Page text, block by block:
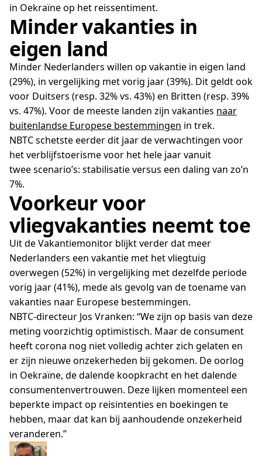
in Oekraïne op het reissentiment. ​
Minder vakanties in
eigen land
Minder Nederlanders willen op vakantie in eigen land
(29%), in vergelijking met vorig jaar (39%). Dit geldt ook
voor Duitsers (resp. 32% vs. 43%) en Britten (resp. 39%
vs. 47%). Voor de meeste landen zijn vakanties naar
buitenlandse Europese bestemmingen in trek.
NBTC schetste eerder dit jaar de verwachtingen voor
het verblijfstoerisme voor het hele jaar vanuit
twee scenario’s: stabilisatie versus een daling van zo’n
7%.
Voorkeur voor
vliegvakanties neemt toe
Uit de Vakantiemonitor blijkt verder dat meer
Nederlanders een vakantie met het vliegtuig
overwegen (52%) in vergelijking met dezelfde periode
vorig jaar (41%), mede als gevolg van de toename van
vakanties naar Europese bestemmingen.
NBTC-directeur Jos Vranken: “We zijn op basis van deze
meting voorzichtig optimistisch. Maar de consument
heeft corona nog niet volledig achter zich gelaten en
er zijn nieuwe onzekerheden bij gekomen. De oorlog
in Oekraïne, de dalende koopkracht en het dalende
consumentenvertrouwen. Deze lijken momenteel een
beperkte impact op reisintenties en boekingen te
hebben, maar dat kan bij aanhoudende onzekerheid
veranderen.”